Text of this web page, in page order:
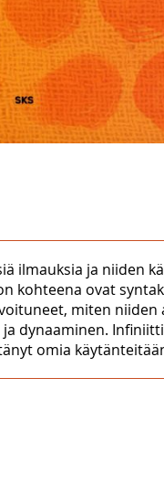
ilmauksia ja niiden
kohteena ovat
miten
dynaaminen.
omia